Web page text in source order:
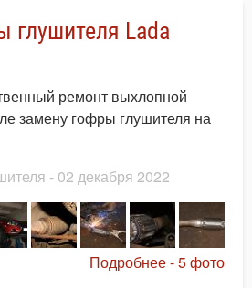
глушителя Lada
ремонт выхлопной
замену гофры глушителя на
- 02 декабря 2022
Подробнее - 5 фото